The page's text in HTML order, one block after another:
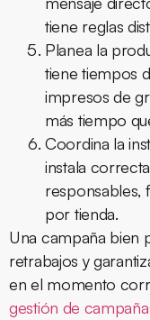
tiene reglas
Planea la
tiene tiempos
impresos de
más tiempo
Coordina la
instala
responsables,
por tienda.
Una campaña bien
retrabajos y
en el momento
gestión de